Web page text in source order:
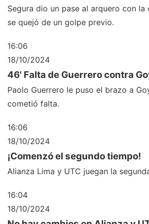
Segura dio un pase al arquero con la
se quejó de un golpe previo.
16:06
18/10/2024
46' Falta de Guerrero contra
Paolo Guerrero le puso el brazo a
cometió falta.
16:06
18/10/2024
¡Comenzó el segundo tiempo!
Alianza Lima y UTC juegan la
16:04
18/10/2024